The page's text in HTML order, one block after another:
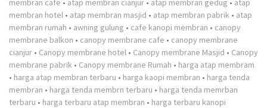
membran cafe • atap membran cianjur • atap membran gedug • atap
membran hotel • atap membran masjid • atap membran pabrik • atap
membran rumah • awning gulung • cafe kanopi membran • canopy
membrane balkon • canopy membrane cafe • canopy membrane
cianjur • Canopy membrane hotel • Canopy membrane Masjid • Canopy
membrane pabrik • Canopy membrane Rumah • harga atap membram
• harga atap membran terbaru • harga kaopi membran • harga tenda
membran • harga tenda membrn terbaru • harga tenda memrban
terbaru • harga terbaru atap membran • harga terbaru kanopi